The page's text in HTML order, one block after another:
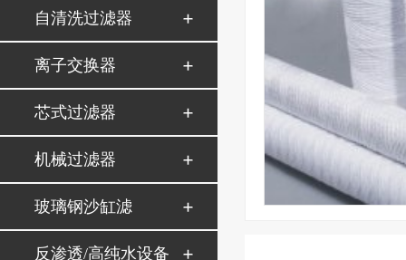
自清洗过滤器
离子交换器
芯式过滤器
机械过滤器
玻璃钢沙缸滤
反渗透/高纯水设备